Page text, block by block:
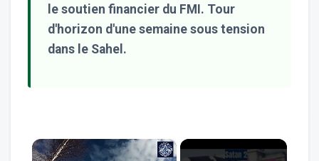
le soutien financier du FMI. Tour
d'horizon d'une semaine sous tension
dans le Sahel.
×